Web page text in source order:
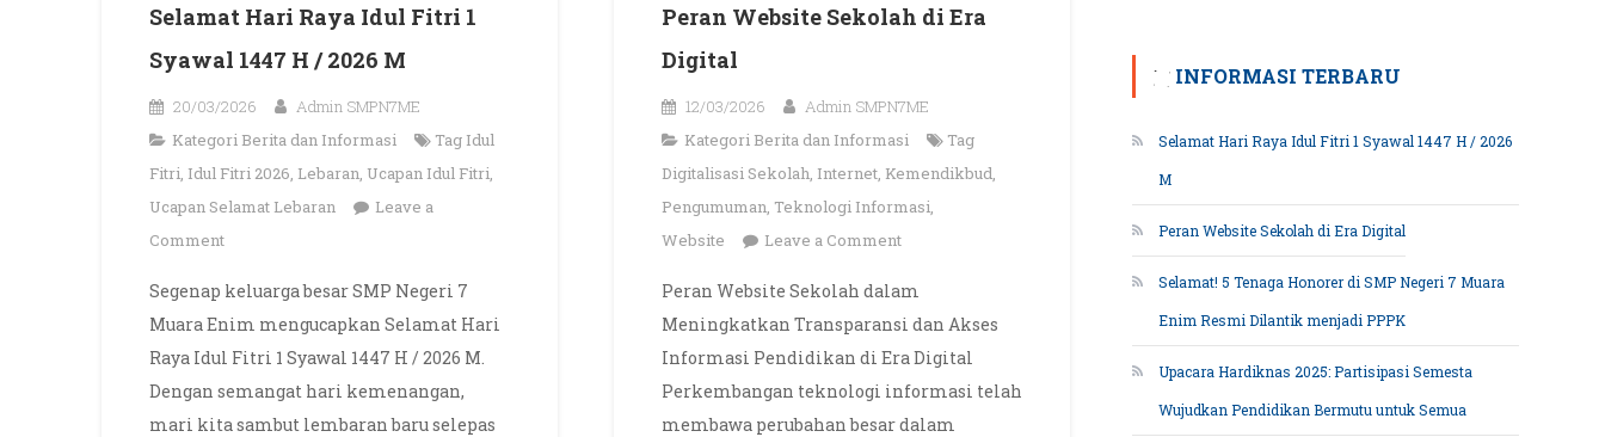
Selamat Hari Raya Idul Fitri 1
Syawal 1447 H / 2026 M
20/03/2026
Admin SMPN7ME
Kategori Berita dan Informasi Tag Idul
Fitri, Idul Fitri 2026, Lebaran, Ucapan Idul Fitri,
Ucapan Selamat Lebaran
Leave a
Commenton
Hari
Raya
Idul
Fitri
1
Segenap keluarga besar SMP Negeri 7
Muara Enim mengucapkan Selamat Hari
Raya Idul Fitri 1 Syawal 1447 H / 2026 M.
Dengan semangat hari kemenangan,
mari kita sambut lembaran baru selepas
Peran Website Sekolah di Era
Digital
12/03/2026
Admin SMPN7ME
Kategori Berita dan Informasi
Tag
Digitalisasi Sekolah, Internet, Kemendikbud,
Pengumuman, Teknologi Informasi,
Website
Leave a Commenton
Website
Sekolah
di
Era
Digital
Peran Website Sekolah dalam
Meningkatkan Transparansi dan Akses
Informasi Pendidikan di Era Digital
Perkembangan teknologi informasi telah
membawa perubahan besar dalam
INFORMASI TERBARU
Selamat Hari Raya Idul Fitri 1 Syawal 1447 H / 2026
M
Peran Website Sekolah di Era Digital
Selamat! 5 Tenaga Honorer di SMP Negeri 7 Muara
Enim Resmi Dilantik menjadi PPPK
Upacara Hardiknas 2025: Partisipasi Semesta
Wujudkan Pendidikan Bermutu untuk Semua